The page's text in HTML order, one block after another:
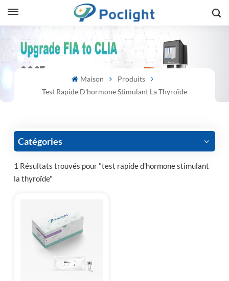
Maison
Produits
Test Rapide D'hormone Stimulant La Thyroïde
Catégories
1 Résultats trouvés pour "test rapide d'hormone stimulant
la thyroïde"